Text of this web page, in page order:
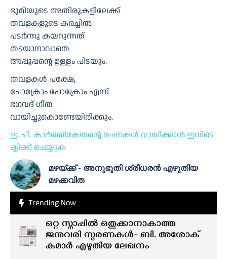
ഭൂമിയുടെ അതിരുകളിലേക്ക്
തവളകളുടെ കരച്ചില്‍
പടര്‍ന്നു കയറുന്നത്
തടയാനാവാതെ
അപ്പൂപ്പന്റെ ഉള്ളം പിടയും.
തവളകള്‍ പക്ഷേ,
പോക്രോം പോക്രോം എന്ന്
ഭഗവദ് ഗീത
വായിച്ചുകൊണ്ടേയിരിക്കും.
ഇ. പി. കാർത്തികേയന്റെ രചനകൾ വായിക്കാൻ ഇവിടെ
ക്ലിക്ക് ചെയ്യുക
മഴയ്ക്ക് - അനുഭൂതി ശ്രീധരൻ എഴുതിയ
മഴക്കവിത
Trending Now
ഒറ്റ സ്നാപ്പിൽ ഒതുക്കാനാകാത്ത
ജനുവരി സ്മരണകൾ- ബി. അശോക്
കുമാർ എഴുതിയ ലേഖനം